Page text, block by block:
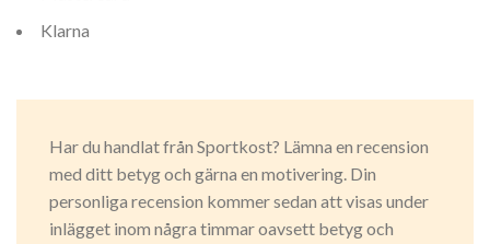
Klarna
Har du handlat från Sportkost? Lämna en recension
med ditt betyg och gärna en motivering. Din
personliga recension kommer sedan att visas under
inlägget inom några timmar oavsett betyg och